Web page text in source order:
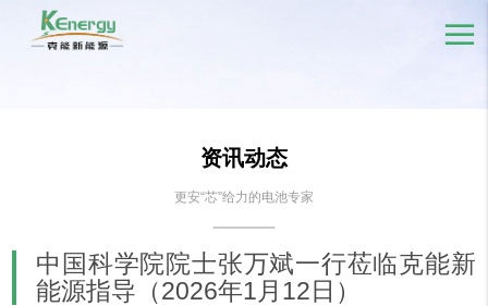
资讯动态
更安“芯”给力的电池专家
中国科学院院士张万斌一行莅临克能新
能源指导（2026年1月12日）